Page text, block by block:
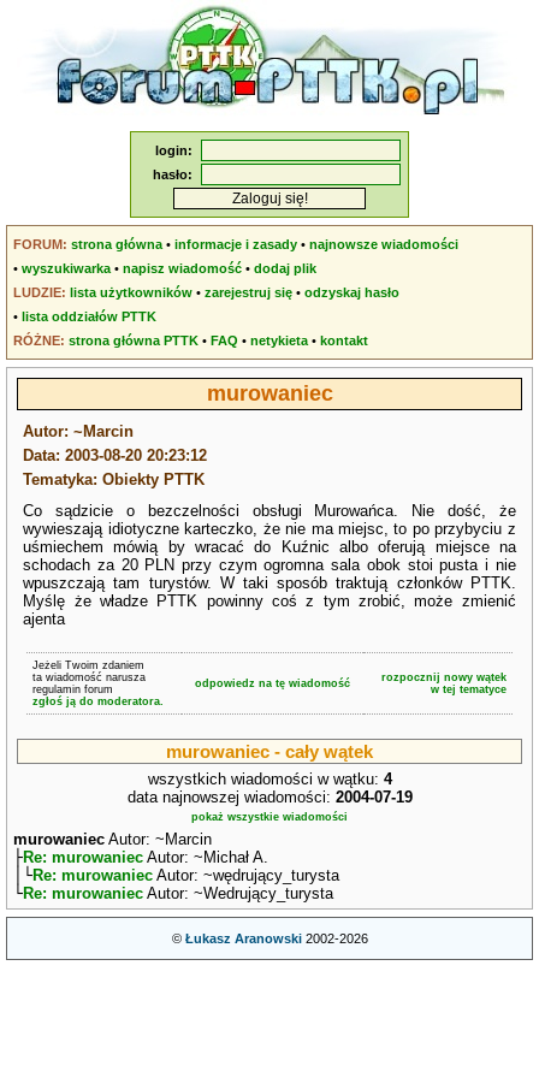
login:
hasło:
FORUM: strona główna •informacje i zasady •najnowsze wiadomości
•wyszukiwarka •napisz wiadomość •dodaj plik
LUDZIE: lista użytkowników •zarejestruj się •odzyskaj hasło
•lista oddziałów PTTK
RÓŻNE: strona główna PTTK •FAQ •netykieta •kontakt
murowaniec
Autor: ~Marcin
Data: 2003-08-20 20:23:12
Tematyka: Obiekty PTTK
Co sądzicie o bezczelności obsługi Murowańca. Nie dość, że
wywieszają idiotyczne karteczko, że nie ma miejsc, to po przybyciu z
uśmiechem mówią by wracać do Kuźnic albo oferują miejsce na
schodach za 20 PLN przy czym ogromna sala obok stoi pusta i nie
wpuszczają tam turystów. W taki sposób traktują członków PTTK.
Myślę że władze PTTK powinny coś z tym zrobić, może zmienić
ajenta
Jeżeli Twoim zdaniem
ta wiadomość narusza
regulamin forum
zgłoś ją do moderatora.
odpowiedz na tę wiadomość
rozpocznij nowy wątek
w tej tematyce
murowaniec - cały wątek
wszystkich wiadomości w wątku: 4
data najnowszej wiadomości: 2004-07-19
pokaż wszystkie wiadomości
murowaniec Autor: ~Marcin
├Re: murowaniec Autor: ~Michał A.
│└Re: murowaniec Autor: ~wędrujący_turysta
└Re: murowaniec Autor: ~Wedrujący_turysta
© Łukasz Aranowski2002-2026